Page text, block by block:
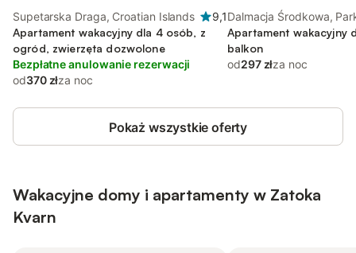
Supetarska Draga, Croatian Islands
9,1
Apartament wakacyjny dla 4 osób, z
ogród, zwierzęta dozwolone
Bezpłatne anulowanie rezerwacji
od370 złza noc
Dalmacja Środkowa,
Narodowy Paklenica
Apartament wakacyjny
balkon
od297 złza noc
Pokaż wszystkie oferty
Wakacyjne domy i apartamenty w Zatoka
Kvarn